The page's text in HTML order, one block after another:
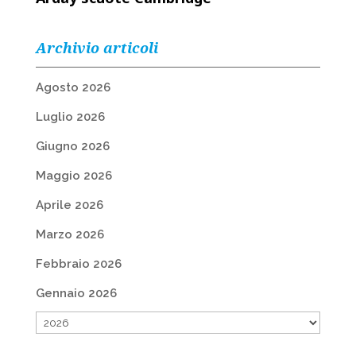
Archivio articoli
Agosto 2026
Luglio 2026
Giugno 2026
Maggio 2026
Aprile 2026
Marzo 2026
Febbraio 2026
Gennaio 2026